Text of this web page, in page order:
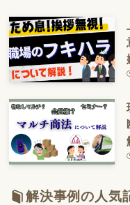
解決事例の人気